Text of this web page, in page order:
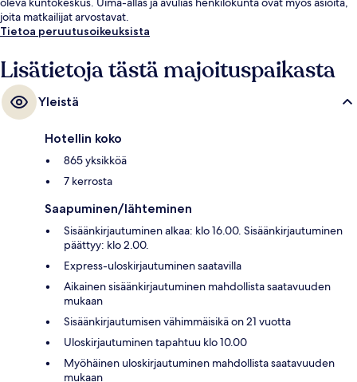
joita matkailijat arvostavat.
Tietoa peruutusoikeuksista
Lisätietoja tästä majoituspaikasta
Yleistä
Hotellin koko
865 yksikköä
7 kerrosta
Saapuminen/lähteminen
Sisäänkirjautuminen alkaa: klo 16.00. Sisäänkirjautuminen
päättyy: klo 2.00.
Express-uloskirjautuminen saatavilla
Aikainen sisäänkirjautuminen mahdollista saatavuuden
mukaan
Sisäänkirjautumisen vähimmäisikä on 21 vuotta
Uloskirjautuminen tapahtuu klo 10.00
Myöhäinen uloskirjautuminen mahdollista saatavuuden
mukaan